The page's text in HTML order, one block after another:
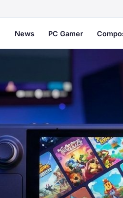
News PC Gamer